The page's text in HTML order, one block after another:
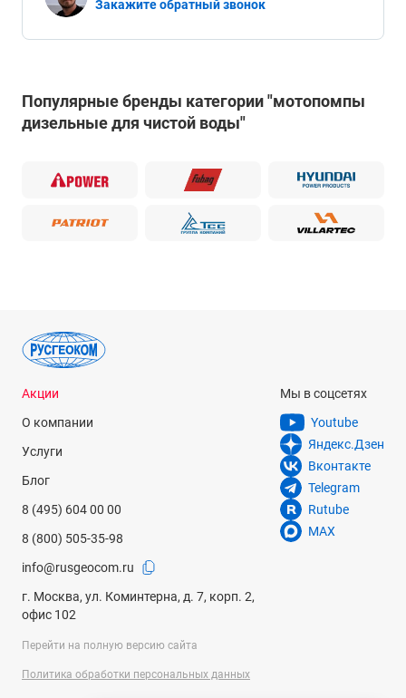
Закажите обратный звонок
Популярные бренды категории "мотопомпы
дизельные для чистой воды"
Акции
О компании
Услуги
Блог
8 (495) 604 00 00
8 (800) 505-35-98
info@rusgeocom.ru
г. Москва, ул. Коминтерна, д. 7, корп. 2,
офис 102
Мы в соцсетях
Youtube
Яндекс.Дзен
Вконтакте
Telegram
Rutube
MAX
Перейти на полную версию сайта
Политика обработки персональных данных